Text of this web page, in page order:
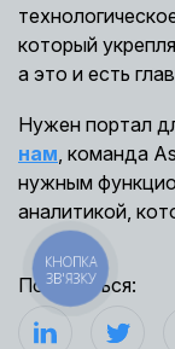
который
а это и есть
Нужен портал
нам , команда
нужным
аналитикой,
Поделиться:
КНОПКА
ЗВ'ЯЗКУ